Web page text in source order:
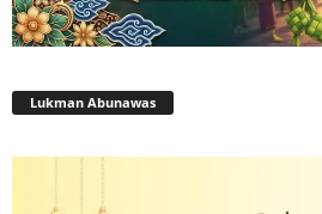
Lukman Abunawas